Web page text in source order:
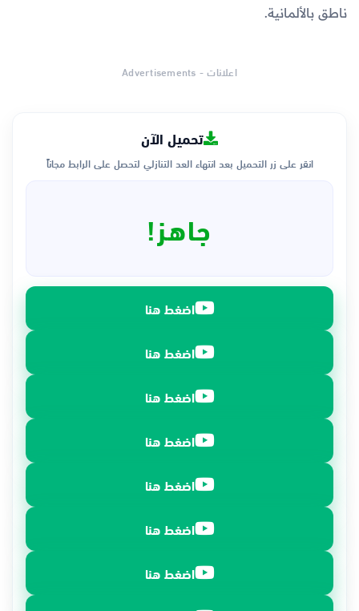
ناطق بالألمانية.
اعلانات - Advertisements
تحميل الآن
انقر على زر التحميل بعد انتهاء العد التنازلي لتحصل على الرابط مجاناً
جاهز!
اضغط هنا
اضغط هنا
اضغط هنا
اضغط هنا
اضغط هنا
اضغط هنا
اضغط هنا